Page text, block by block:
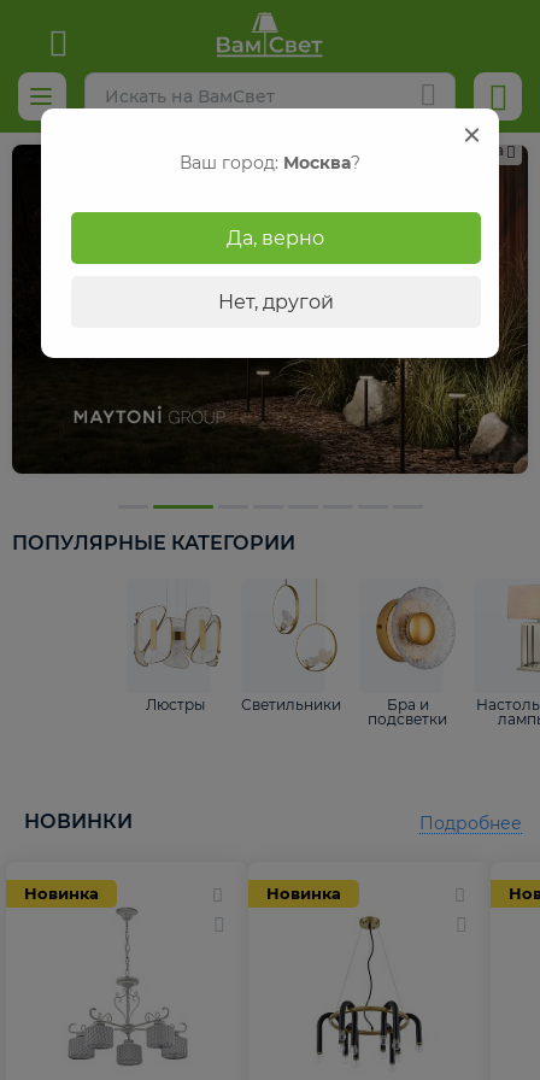
Реклама
ПОПУЛЯРНЫЕ КАТЕГОРИИ
Люстры Светильники
Бра и
подсветки
НОВИНКИ
Новинка Новинка
Подробнее
Ваш город: Москва?
Да, верно
Нет, другой